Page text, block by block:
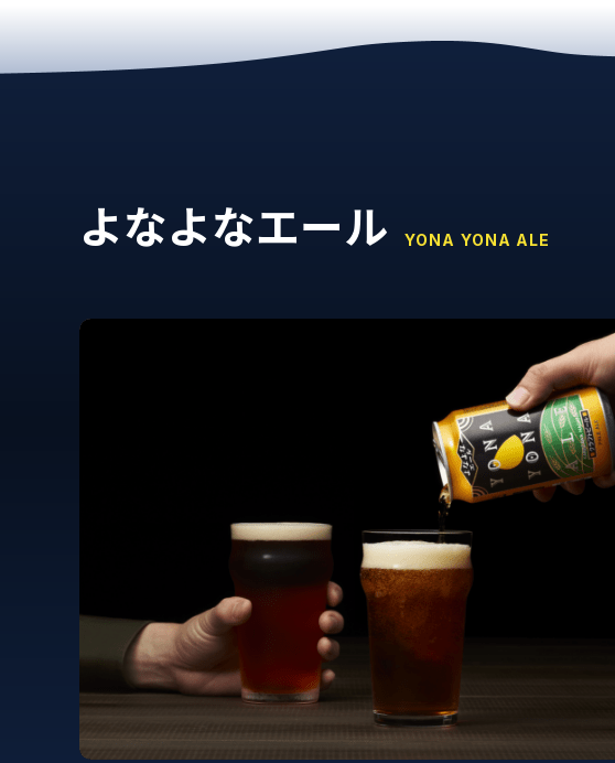
よなよなエール YONA YONA ALE